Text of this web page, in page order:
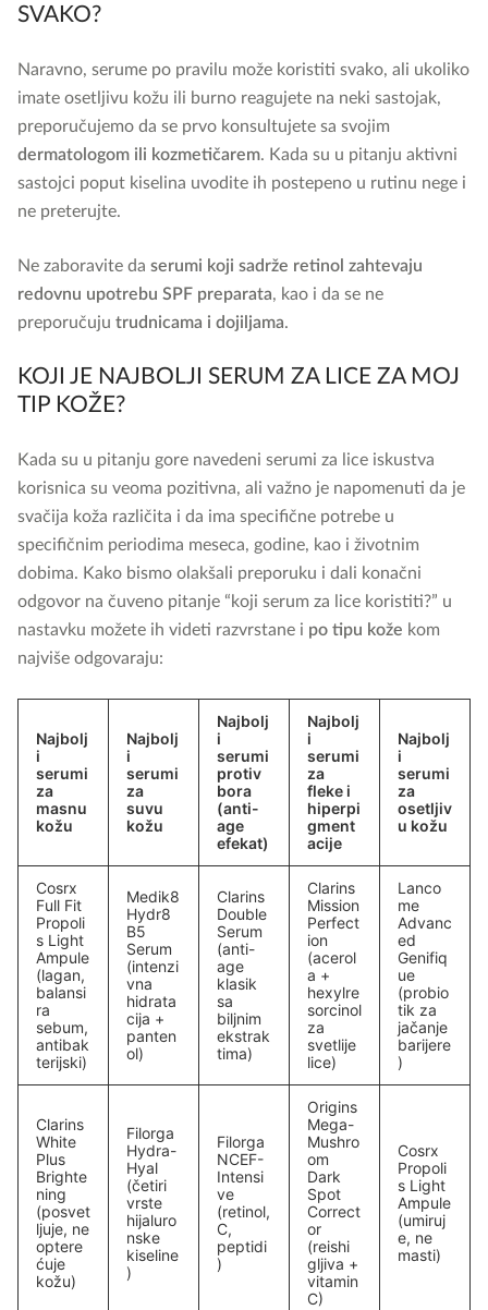
SVAKO?
Naravno, serume po pravilu može koristiti svako, ali ukoliko
imate osetljivu kožu ili burno reagujete na neki sastojak,
preporučujemo da se prvo konsultujete sa svojim
dermatologom ili kozmetičarem. Kada su u pitanju aktivni
sastojci poput kiselina uvodite ih postepeno u rutinu nege i
ne preterujte.
Ne zaboravite da serumi koji sadrže retinol zahtevaju
redovnu upotrebu SPF preparata, kao i da se ne
preporučuju trudnicama i dojiljama.
KOJI JE NAJBOLJI SERUM ZA LICE ZA MOJ
TIP KOŽE?
Kada su u pitanju gore navedeni serumi za lice iskustva
korisnica su veoma pozitivna, ali važno je napomenuti da je
svačija koža različita i da ima specifične potrebe u
specifičnim periodima meseca, godine, kao i životnim
dobima. Kako bismo olakšali preporuku i dali konačni
odgovor na čuveno pitanje “koji serum za lice koristiti?” u
nastavku možete ih videti razvrstane i po tipu kože kom
najviše odgovaraju:
Najbolj
i
serumi
za
masnu
kožu
Najbolj
i
serumi
za
suvu
kožu
Najbolj
i
serumi
protiv
bora
(anti-
age
efekat)
Najbolj
i
serumi
za
fleke i
hiperpi
gment
acije
Najbolj
i
serumi
za
osetljiv
u kožu
Cosrx
Full Fit
Propoli
s Light
Ampule
(lagan,
balansi
ra
sebum,
antibak
terijski)
Medik8
Hydr8
B5
Serum
(intenzi
vna
hidrata
cija +
panten
ol)
Clarins
Double
Serum
(anti-
age
klasik
sa
biljnim
ekstrak
tima)
Clarins
Mission
Perfect
ion
(acerol
a +
hexylre
sorcinol
za
svetlije
lice)
Lanco
me
Advanc
ed
Genifiq
ue
(probio
tik za
jačanje
barijere
)
Clarins
White
Plus
Brighte
ning
(posvet
ljuje, ne
optere
ćuje
kožu)
Filorga
Hydra-
Hyal
(četiri
vrste
hijaluro
nske
kiseline
)
Filorga
NCEF-
Intensi
ve
(retinol,
C,
peptidi
)
Origins
Mega-
Mushro
om
Dark
Spot
Correct
or
(reishi
gljiva +
vitamin
C)
Cosrx
Propoli
s Light
Ampule
(umiruj
e, ne
masti)